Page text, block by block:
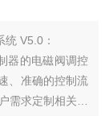
V5.0：
器的电磁阀调控
、准确的控制流
需求定制相关功